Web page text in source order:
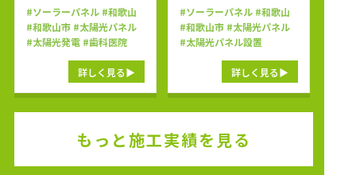
#ソーラーパネル #和歌山
#和歌山市 #太陽光パネル
#太陽光発電 #歯科医院
詳しく見る
#ソーラーパネル #和歌山
#和歌山市 #太陽光パネル
#太陽光パネル設置
詳しく見る
もっと施工実績を見る